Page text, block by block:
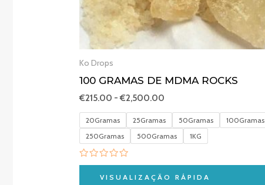
Ko Drops
100 GRAMAS DE MDMA ROCKS
€215.00 - €2,500.00
20Gramas 25Gramas 50Gramas
100Gramas
250Gramas
500Gramas 1KG
Avaliação
VISUALIZAÇÃO RÁPIDA